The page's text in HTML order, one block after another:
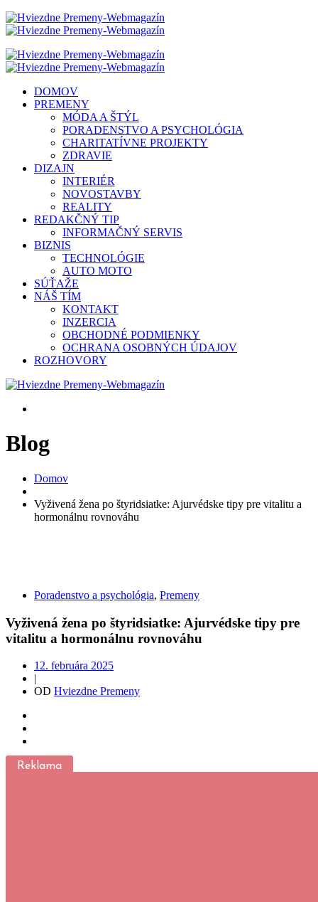
DOMOV
PREMENY
MÓDA A ŠTÝL
PORADENSTVO A PSYCHOLÓGIA
CHARITATÍVNE PROJEKTY
ZDRAVIE
DIZAJN
INTERIÉR
NOVOSTAVBY
REALITY
REDAKČNÝ TIP
INFORMAČNÝ SERVIS
BIZNIS
TECHNOLÓGIE
AUTO MOTO
SÚŤAŽE
NÁŠ TÍM
KONTAKT
INZERCIA
OBCHODNÉ PODMIENKY
OCHRANA OSOBNÝCH ÚDAJOV
ROZHOVORY
Blog
Domov
Vyživená žena po štyridsiatke: Ajurvédske tipy pre vitalitu a
hormonálnu rovnováhu
Poradenstvo a psychológia, Premeny
Vyživená žena po štyridsiatke: Ajurvédske tipy pre
vitalitu a hormonálnu rovnováhu
12. februára 2025
|
OD Hviezdne Premeny